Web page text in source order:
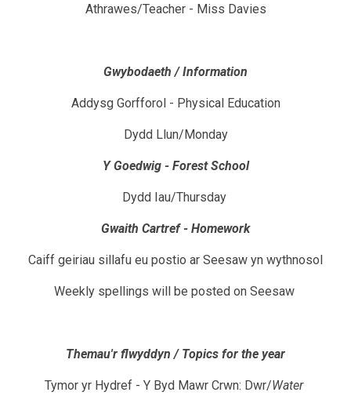
Athrawes/Teacher - Miss Davies
Gwybodaeth / Information
Addysg Gorfforol - Physical Education
Dydd Llun/Monday
Y Goedwig - Forest School
Dydd Iau/Thursday
Gwaith Cartref - Homework
Caiff geiriau sillafu eu postio ar Seesaw yn wythnosol
Weekly spellings will be posted on Seesaw
Themau'r flwyddyn / Topics for the year
Tymor yr Hydref - Y Byd Mawr Crwn: Dwr/Water